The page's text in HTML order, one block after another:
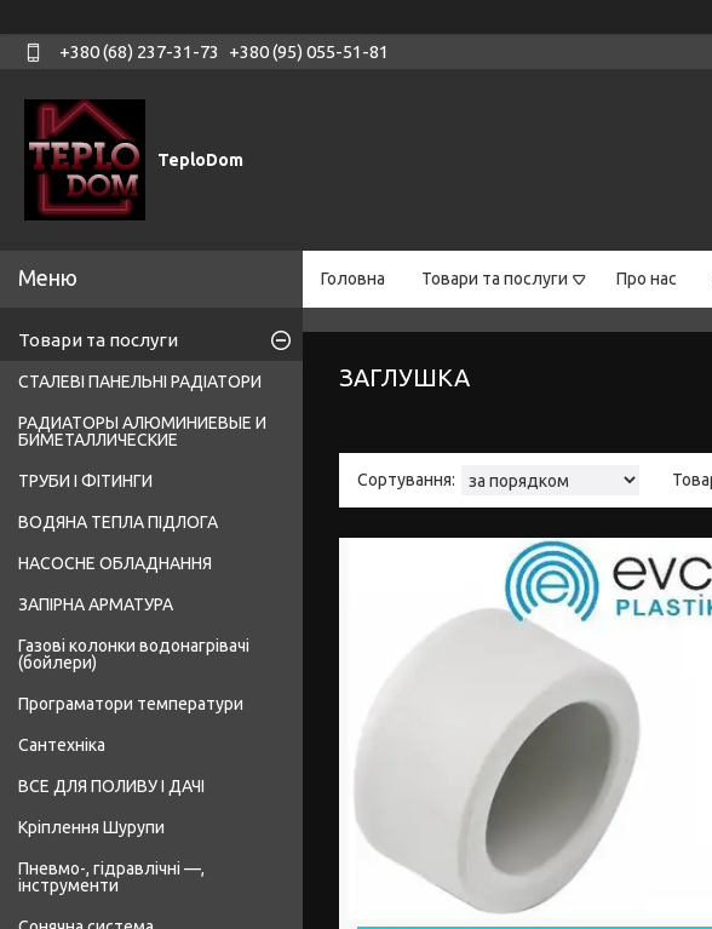
+380 (68) 237-31-73 +380 (95) 055-51-81
TeploDom
Головна Товари та послуги Про нас
ЗАГЛУШКА
Товари та послуги
СТАЛЕВІ ПАНЕЛЬНІ РАДІАТОРИ
РАДИАТОРЫ АЛЮМИНИЕВЫЕ И
БИМЕТАЛЛИЧЕСКИЕ
ТРУБИ І ФІТИНГИ
ВОДЯНА ТЕПЛА ПІДЛОГА
НАСОСНЕ ОБЛАДНАННЯ
ЗАПІРНА АРМАТУРА
Газові колонки водонагрівачі
(бойлери)
Програматори температури
Сантехніка
ВСЕ ДЛЯ ПОЛИВУ І ДАЧІ
Кріплення Шурупи
Пневмо-, гідравлічні —,
інструменти